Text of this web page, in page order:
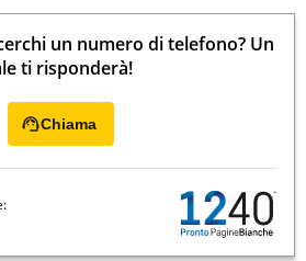
un numero di telefono? Un
ti risponderà!
Chiama